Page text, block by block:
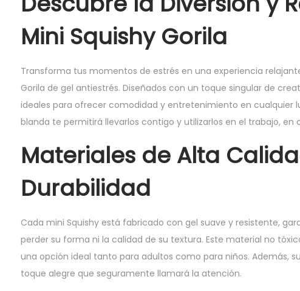
Mini Squishy Gorila
Transforma tus momentos de estrés en una experiencia
Gorila de gel antiestrés. Diseñados con un toque singular de
ideales para ofrecer comodidad y entretenimiento en cualquier
blanda te permitirá llevarlos contigo y utilizarlos en el trabajo, en
Materiales de Alta
Durabilidad
Cada mini Squishy está fabricado con gel suave y resistente,
perder su forma ni la calidad de su textura. Este material no
una opción ideal tanto para adultos como para niños. Además,
toque alegre que seguramente llamará la atención.